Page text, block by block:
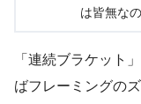
は皆無な
「連続ブラケット
ばフレーミングの